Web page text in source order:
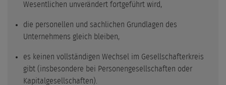
Wesentlichen unverändert fortgeführt wird,
die personellen und sachlichen Grundlagen des
Unternehmens gleich bleiben,
es keinen vollständigen Wechsel im Gesellschafterkreis
gibt (insbesondere bei Personengesellschaften oder
Kapitalgesellschaften).